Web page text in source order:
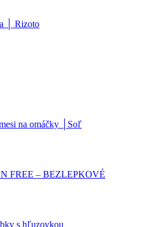
│ Rizoto
na omáčky │Soľ
FREE – BEZLEPKOVÉ
s hľuzovkou